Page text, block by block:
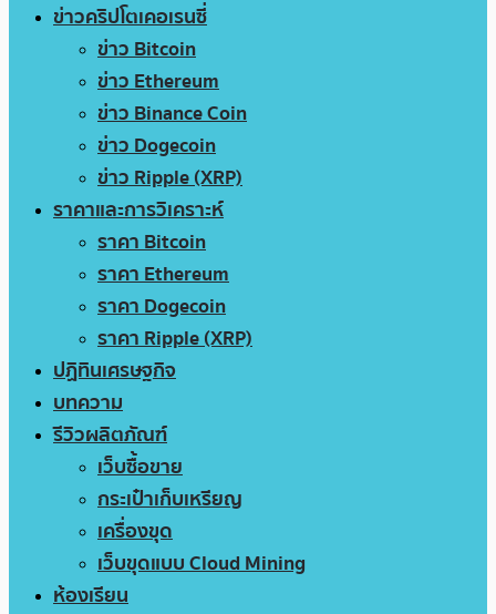
ข่าวคริปโตเคอเรนซี่
ข่าว Bitcoin
ข่าว Ethereum
ข่าว Binance Coin
ข่าว Dogecoin
ข่าว Ripple (XRP)
ราคาและการวิเคราะห์
ราคา Bitcoin
ราคา Ethereum
ราคา Dogecoin
ราคา Ripple (XRP)
ปฏิทินเศรษฐกิจ
บทความ
รีวิวผลิตภัณฑ์
เว็บซื้อขาย
กระเป๋าเก็บเหรียญ
เครื่องขุด
เว็บขุดแบบ Cloud Mining
ห้องเรียน